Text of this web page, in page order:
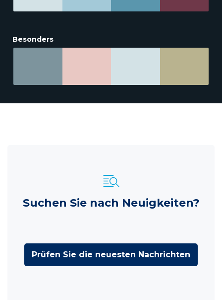
Besonders
Suchen Sie nach Neuigkeiten?
Prüfen Sie die neuesten Nachrichten